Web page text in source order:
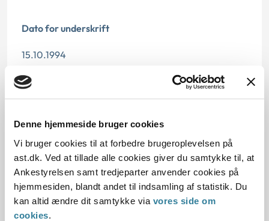
Denne hjemmeside bruger cookies
Vi bruger cookies til at forbedre brugeroplevelsen på
ast.dk. Ved at tillade alle cookies giver du samtykke til, at
Ankestyrelsen samt tredjeparter anvender cookies på
hjemmesiden, blandt andet til indsamling af statistik. Du
kan altid ændre dit samtykke via vores side om
cookies.
Dato for underskrift
15.10.1994
Offentliggørelsesdato
§ 2 § 33 § 32
Journalnummer
13139-93